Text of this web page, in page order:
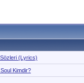
(Lyrics)
Kimdir?